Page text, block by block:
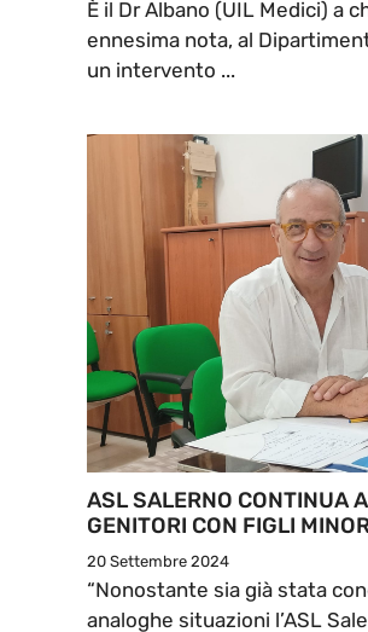
È il Dr Albano (UIL Medici) a
ennesima nota, al
un intervento ...
ASL SALERNO CONTINUA
GENITORI CON FIGLI
20 Settembre 2024
“Nonostante sia già stata
analoghe situazioni l’ASL